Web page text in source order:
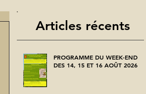
Articles récents
PROGRAMME DU WEEK-END
DES 14, 15 ET 16 AOÛT 2026